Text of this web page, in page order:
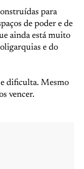
para
de poder e de
ainda está muito
e do
dificulta. Mesmo
vencer.